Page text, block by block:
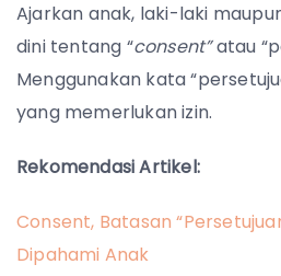
Ajarkan anak, laki-laki
dini tentang “consent”atau
Menggunakan kata
yang memerlukan izin.
Rekomendasi Artikel:
Consent, Batasan
Dipahami Anak